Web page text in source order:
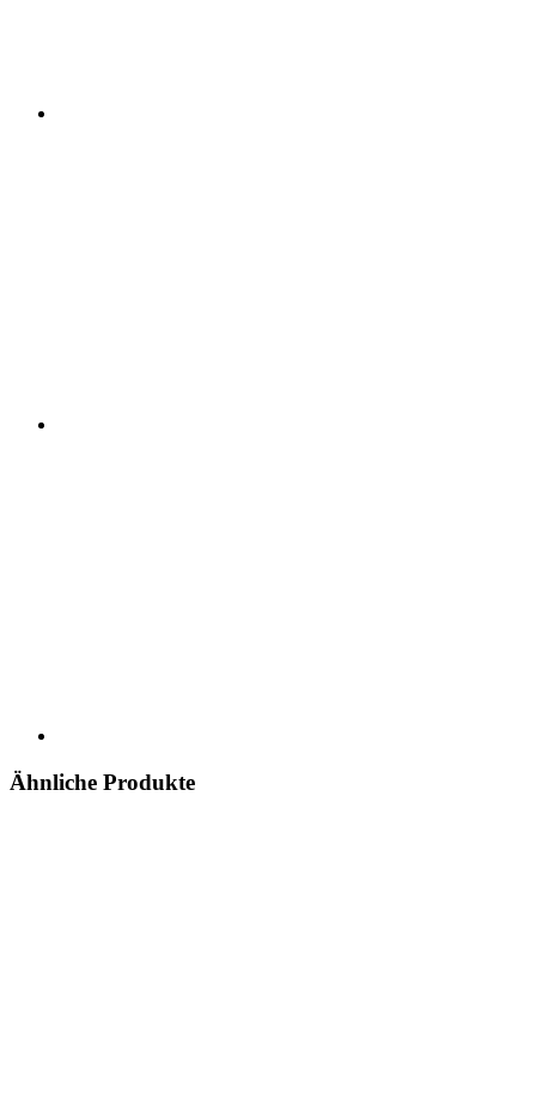
Ähnliche Produkte